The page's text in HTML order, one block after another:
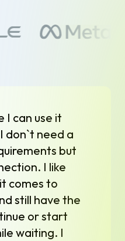
I can use it
don`t need a
but
I like
comes to
still have the
or start
waiting. I